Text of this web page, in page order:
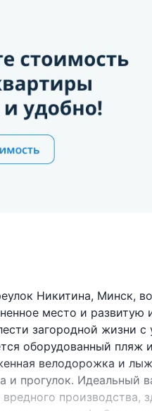
Никитина, Минск,
место и
загородной жизни
оборудованный
велодорожка и
и прогулок. Идеальный
производства,